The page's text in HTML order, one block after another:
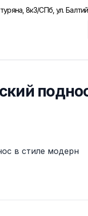
8к3/СПб, ул.
в стиле модерн